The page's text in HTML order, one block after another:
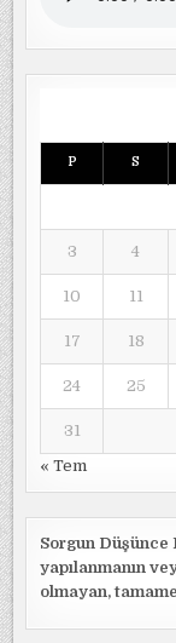
P S
3 4
10 11
17 18
24 25
31
« Tem
Sorgun
yapılanmanın
olmayan,